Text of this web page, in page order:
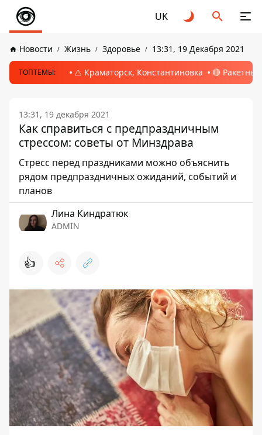
UK
Новости Жизнь Здоровье 13:31, 19 Декабря 2021
ТОПТЕМЫ: ⚠️ Краматорск, Константиновка 🔴
13:31, 19 декабря 2021
Как справиться с предпраздничным
стрессом: советы от Минздрава
Стресс перед праздниками можно объяснить
рядом предпраздничных ожиданий, событий и
планов
Лина Киндратюк
ADMIN
👍